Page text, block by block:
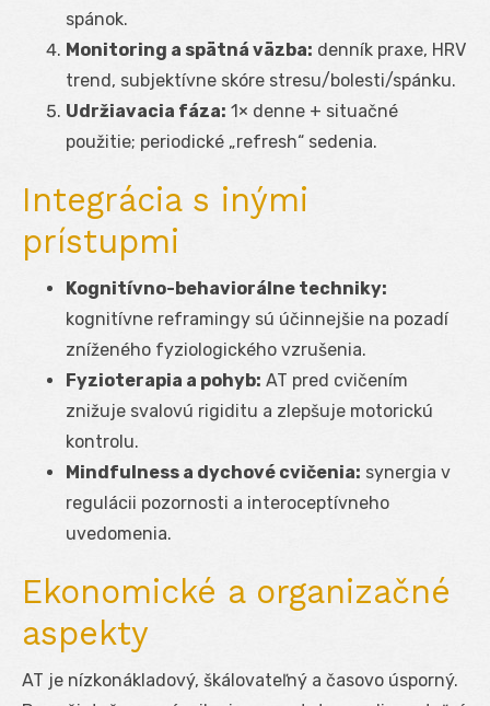
spánok.
Monitoring a spätná väzba: denník praxe, HRV
trend, subjektívne skóre stresu/bolesti/spánku.
Udržiavacia fáza: 1× denne + situačné
použitie; periodické „refresh“ sedenia.
Integrácia s inými
prístupmi
Kognitívno-behaviorálne techniky:
kognitívne reframingy sú účinnejšie na pozadí
zníženého fyziologického vzrušenia.
Fyzioterapia a pohyb: AT pred cvičením
znižuje svalovú rigiditu a zlepšuje motorickú
kontrolu.
Mindfulness a dychové cvičenia: synergia v
regulácii pozornosti a interoceptívneho
uvedomenia.
Ekonomické a organizačné
aspekty
AT je nízkonákladový, škálovateľný a časovo úsporný.